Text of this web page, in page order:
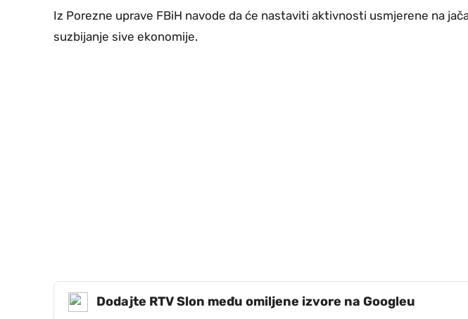
Iz Porezne uprave FBiH navode da će nastaviti aktivnosti usmjerene na
suzbijanje sive ekonomije.
Dodajte RTV Slon među omiljene izvore na Googleu